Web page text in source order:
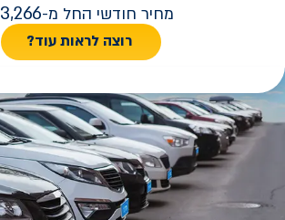
מחיר חודשי החל מ-3,266
רוצה לראות עוד?